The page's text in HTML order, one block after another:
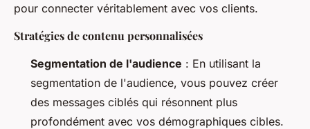
pour connecter véritablement avec vos clients.
Stratégies de contenu personnalisées
Segmentation de l'audience : En utilisant la
segmentation de l'audience, vous pouvez créer
des messages ciblés qui résonnent plus
profondément avec vos démographiques cibles.